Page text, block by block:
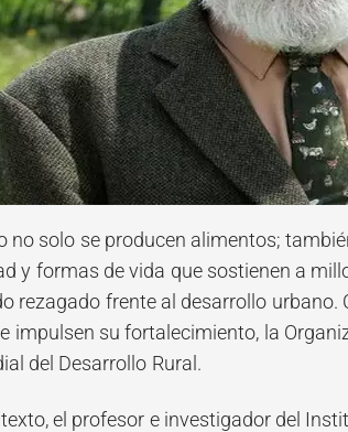
no solo se producen alimentos;
y formas de vida que sostienen a
rezagado frente al desarrollo
impulsen su fortalecimiento, la
del Desarrollo Rural.
el profesor e investigador del